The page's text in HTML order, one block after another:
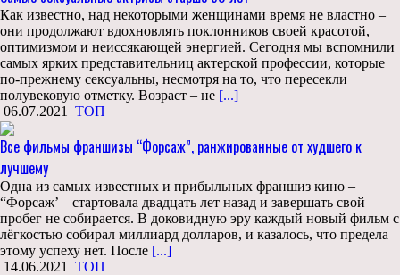
Как известно, над некоторыми женщинами время не властно –
они продолжают вдохновлять поклонников своей красотой,
оптимизмом и неиссякающей энергией. Сегодня мы вспомнили
самых ярких представительниц актерской профессии, которые
по-прежнему сексуальны, несмотря на то, что пересекли
полувековую отметку. Возраст – не [...]
06.07.2021
ТОП
Все фильмы франшизы “Форсаж”, ранжированные от худшего к
лучшему
Одна из самых известных и прибыльных франшиз кино –
“Форсаж’ – стартовала двадцать лет назад и завершать свой
пробег не собирается. В доковидную эру каждый новый фильм с
лёгкостью собирал миллиард долларов, и казалось, что предела
этому успеху нет. После [...]
14.06.2021
ТОП